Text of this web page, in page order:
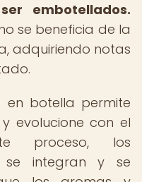
embotellados.
se beneficia de la
adquiriendo notas
en botella permite
evolucione con el
proceso, los
se integran y se